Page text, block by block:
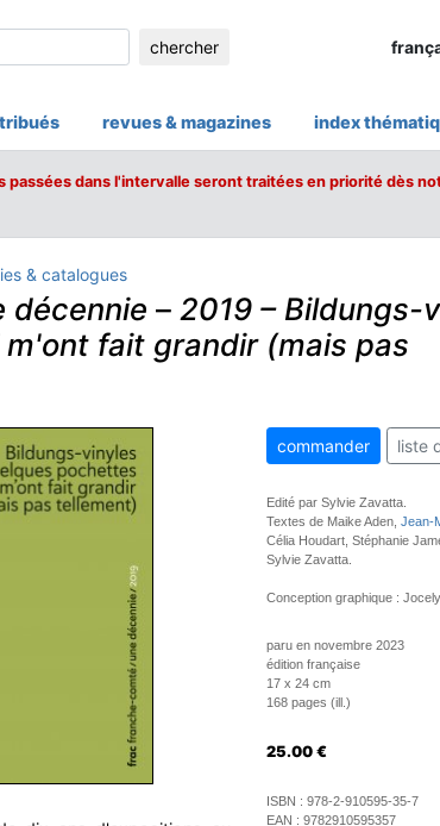
chercher
revues & magazines index
dans l'intervalle seront traitées en priorité dès
& catalogues
décennie – 2019 – Bildungs-
fait grandir (mais pas
commander liste
Edité par Sylvie Zavatta.
Textes de Maike Aden, Jean-
Célia Houdart, Stéphanie
Sylvie Zavatta.
Conception graphique :
paru en novembre 2023
édition française
17 x 24 cm
168 pages (ill.)
25.00 €
ISBN : 978-2-910595-35-7
EAN : 9782910595357